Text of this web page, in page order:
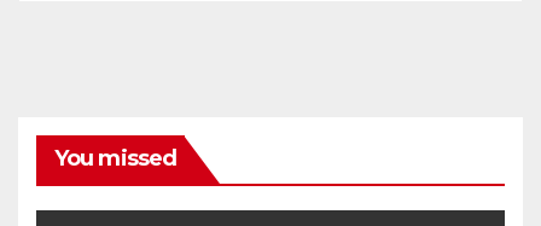
You missed